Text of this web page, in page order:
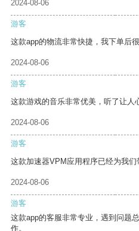
2024-08-06
游客
这款app的物流非常快捷，我下单后
2024-08-06
游客
这款游戏的音乐非常优美，听了让人
2024-08-06
游客
这款加速器VPM应用程序已经为我们
2024-08-06
游客
这款app的客服非常专业，遇到问题
作。